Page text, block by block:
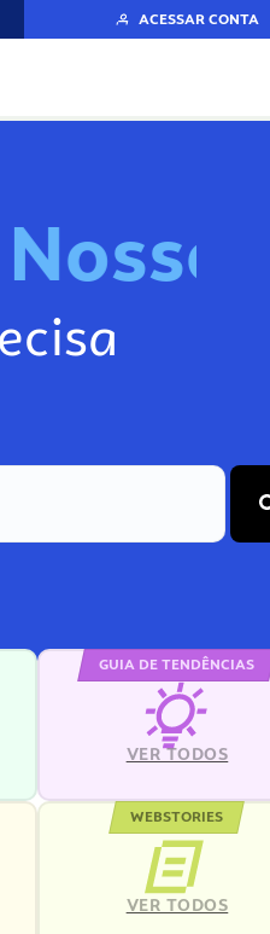
ACESSAR CONTA
Nosso
GUIA DE TENDÊNCIAS
VER TODOS
WEBSTORIES
VER TODOS